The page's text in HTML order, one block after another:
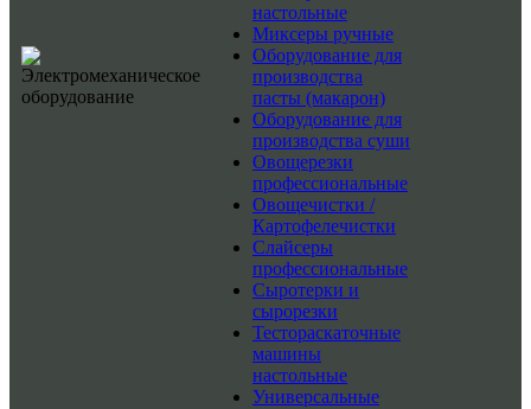
настольные
Миксеры ручные
Оборудование для
производства
пасты (макарон)
Оборудование для
производства суши
Овощерезки
профессиональные
Овощечистки /
Картофелечистки
Слайсеры
профессиональные
Сыротерки и
сырорезки
Тестораскаточные
машины
настольные
Универсальные